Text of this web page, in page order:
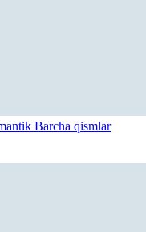
Barcha qismlar